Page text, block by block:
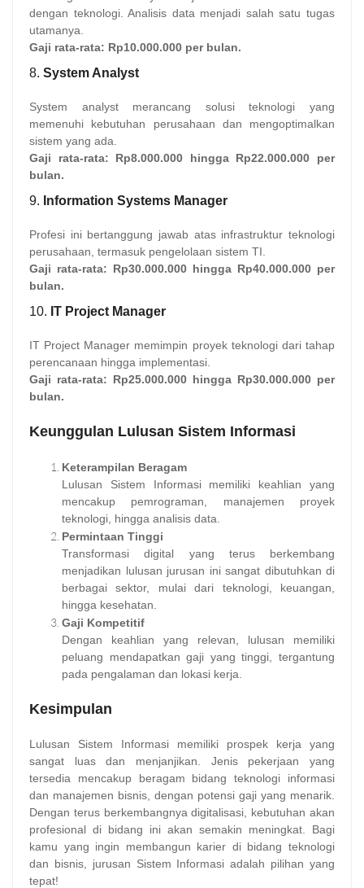
dengan teknologi. Analisis data menjadi salah satu tugas
utamanya.
Gaji rata-rata: Rp10.000.000 per bulan.
8. System Analyst
System analyst merancang solusi teknologi yang
memenuhi kebutuhan perusahaan dan mengoptimalkan
sistem yang ada.
Gaji rata-rata: Rp8.000.000 hingga Rp22.000.000 per
bulan.
9. Information Systems Manager
Profesi ini bertanggung jawab atas infrastruktur teknologi
perusahaan, termasuk pengelolaan sistem TI.
Gaji rata-rata: Rp30.000.000 hingga Rp40.000.000 per
bulan.
10. IT Project Manager
IT Project Manager memimpin proyek teknologi dari tahap
perencanaan hingga implementasi.
Gaji rata-rata: Rp25.000.000 hingga Rp30.000.000 per
bulan.
Keunggulan Lulusan Sistem Informasi
Keterampilan Beragam
Lulusan Sistem Informasi memiliki keahlian yang
mencakup pemrograman, manajemen proyek
teknologi, hingga analisis data.
Permintaan Tinggi
Transformasi digital yang terus berkembang
menjadikan lulusan jurusan ini sangat dibutuhkan di
berbagai sektor, mulai dari teknologi, keuangan,
hingga kesehatan.
Gaji Kompetitif
Dengan keahlian yang relevan, lulusan memiliki
peluang mendapatkan gaji yang tinggi, tergantung
pada pengalaman dan lokasi kerja.
Kesimpulan
Lulusan Sistem Informasi memiliki prospek kerja yang
sangat luas dan menjanjikan. Jenis pekerjaan yang
tersedia mencakup beragam bidang teknologi informasi
dan manajemen bisnis, dengan potensi gaji yang menarik.
Dengan terus berkembangnya digitalisasi, kebutuhan akan
profesional di bidang ini akan semakin meningkat. Bagi
kamu yang ingin membangun karier di bidang teknologi
dan bisnis, jurusan Sistem Informasi adalah pilihan yang
tepat!